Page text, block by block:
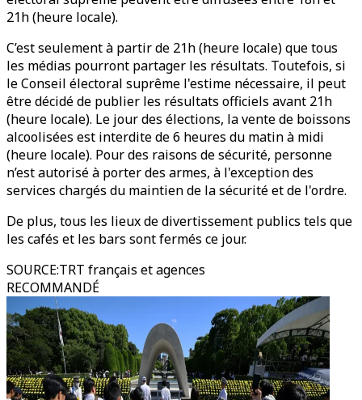
21h (heure locale).
C’est seulement à partir de 21h (heure locale) que tous
les médias pourront partager les résultats. Toutefois, si
le Conseil électoral suprême l'estime nécessaire, il peut
être décidé de publier les résultats officiels avant 21h
(heure locale). Le jour des élections, la vente de boissons
alcoolisées est interdite de 6 heures du matin à midi
(heure locale). Pour des raisons de sécurité, personne
n’est autorisé à porter des armes, à l'exception des
services chargés du maintien de la sécurité et de l'ordre.
De plus, tous les lieux de divertissement publics tels que
les cafés et les bars sont fermés ce jour.
SOURCE:TRT français et agences
RECOMMANDÉ